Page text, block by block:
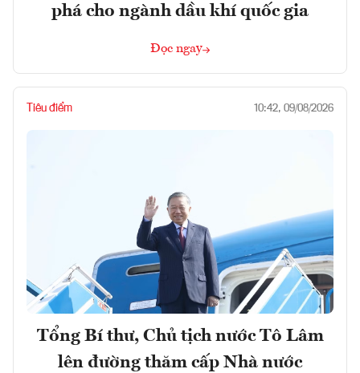
phá cho ngành dầu khí quốc gia
Đọc ngay
Tiêu điểm 10:42, 09/08/2026
Tổng Bí thư, Chủ tịch nước Tô Lâm
lên đường thăm cấp Nhà nước